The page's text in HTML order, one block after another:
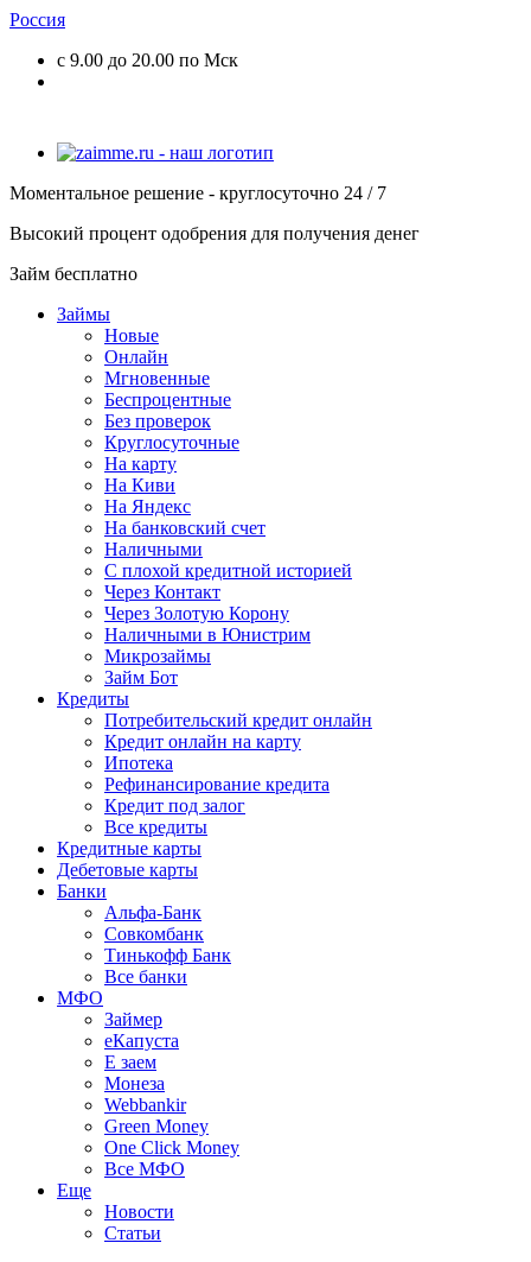
Россия
с 9.00 до 20.00 по Мск
Моментальное решение - круглосуточно 24 / 7
Высокий процент одобрения для получения денег
Займ бесплатно
Займы
Новые
Онлайн
Мгновенные
Беспроцентные
Без проверок
Круглосуточные
На карту
На Киви
На Яндекс
На банковский счет
Наличными
С плохой кредитной историей
Через Контакт
Через Золотую Корону
Наличными в Юнистрим
Микрозаймы
Займ Бот
Кредиты
Потребительский кредит онлайн
Кредит онлайн на карту
Ипотека
Рефинансирование кредита
Кредит под залог
Все кредиты
Кредитные карты
Дебетовые карты
Банки
Альфа-Банк
Совкомбанк
Тинькофф Банк
Все банки
МФО
Займер
еКапуста
Е заем
Монеза
Webbankir
Green Money
One Click Money
Все МФО
Еще
Новости
Статьи